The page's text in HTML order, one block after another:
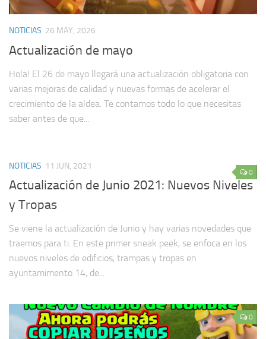
NOTICIAS 26 MAY, 2026
Actualización de mayo
Hola! El 26 de mayo llegará una actualización obligatoria con
varias mejoras de calidad y nuevas formas de acelerar el
crecimiento de la aldea. Te contamos todo lo que necesitas
saber antes de que...
0
NOTICIAS 11 JUN, 2021
Actualización de Junio 2021: Nuevos Niveles
y Tropas
Se viene la actualización de Junio y hay varias novedades que
traemos para ti. En este primer sneak peek, se enfoca en los
nuevos niveles de edificios, trampas y tropas en
ayuntamimento 14, de...
0